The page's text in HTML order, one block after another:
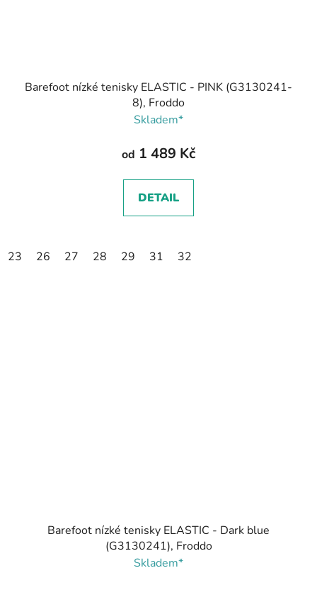
Barefoot nízké tenisky ELASTIC - PINK (G3130241-
8), Froddo
Skladem*
od 1 489 Kč
DETAIL
23 26 27 28 29 31 32
Barefoot nízké tenisky ELASTIC - Dark blue
(G3130241), Froddo
Skladem*